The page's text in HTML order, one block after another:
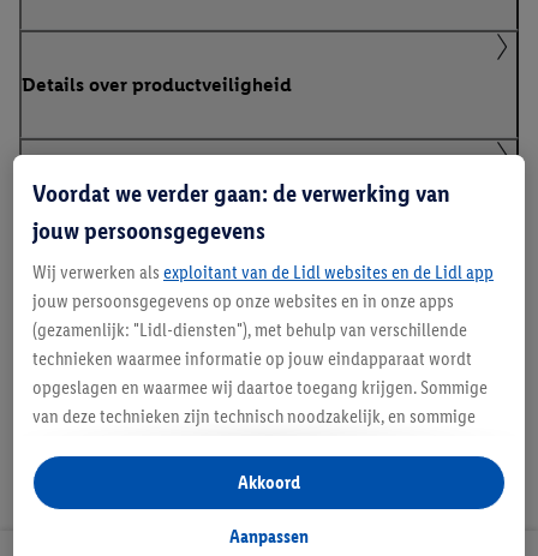
Details over productveiligheid
Klanteninformatie over batterijen Europese
Handleidingen en downloads
Voordat we verder gaan: de verwerking van
jouw persoonsgegevens
Wij verwerken als exploitant van de Lidl websites en de Lidl app
jouw persoonsgegevens op onze websites en in onze apps
(gezamenlijk: "Lidl-diensten"), met behulp van verschillende
technieken waarmee informatie op jouw eindapparaat wordt
opgeslagen en waarmee wij daartoe toegang krijgen. Sommige
van deze technieken zijn technisch noodzakelijk, en sommige
opslaan van voorkeursinstellingen, het verzamelen en
analyseren van statistieken of voor het tonen van
gepersonaliseerde reclame binnen en buiten de Lidl-diensten.
Aanpassen
Akkoord